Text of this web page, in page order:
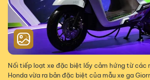
Nối tiếp loạt xe đặc biệt lấy cảm hứng từ các
Honda vừa ra bản đặc biệt của mẫu xe ga